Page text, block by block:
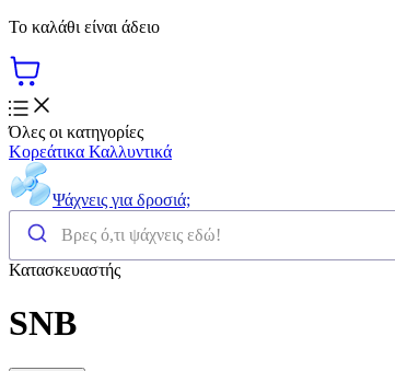
Το καλάθι είναι άδειο
Όλες οι κατηγορίες
Κορεάτικα Καλλυντικά
Ψάχνεις για δροσιά;
Κατασκευαστής
SNB